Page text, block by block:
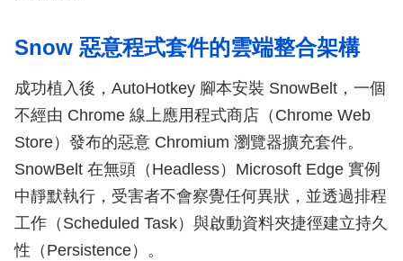
Snow 惡意程式套件的雲端整合架構
成功植入後，AutoHotkey 腳本安裝 SnowBelt，一個
不經由 Chrome 線上應用程式商店（Chrome Web
Store）發布的惡意 Chromium 瀏覽器擴充套件。
SnowBelt 在無頭（Headless）Microsoft Edge 實例
中靜默執行，受害者不會察覺任何異狀，並透過排程
工作（Scheduled Task）與啟動資料夾捷徑建立持久
性（Persistence）。